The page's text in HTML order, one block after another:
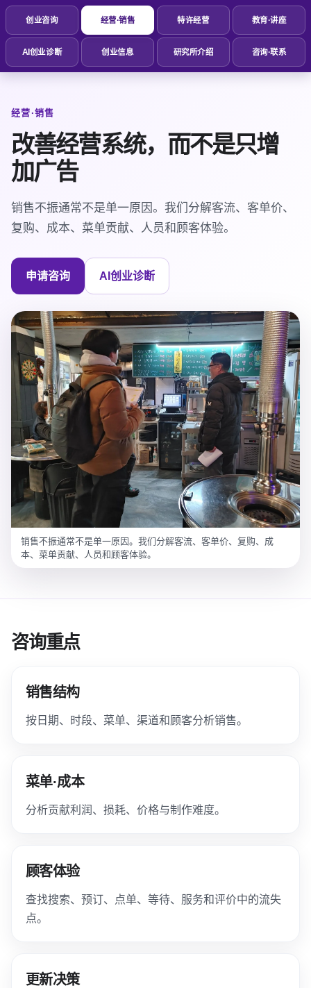
创业咨询 经营·销售 特许经营 教育·讲座
AI创业诊断 创业信息 研究所介绍 咨询·联系
经营·销售
改善经营系统，而不是只增
加广告
销售不振通常不是单一原因。我们分解客流、客单价、
复购、成本、菜单贡献、人员和顾客体验。
申请咨询 AI创业诊断
销售不振通常不是单一原因。我们分解客流、客单价、复购、成
本、菜单贡献、人员和顾客体验。
咨询重点
销售结构
按日期、时段、菜单、渠道和顾客分析销售。
菜单·成本
分析贡献利润、损耗、价格与制作难度。
顾客体验
查找搜索、预订、点单、等待、服务和评价中的流失
点。
更新决策